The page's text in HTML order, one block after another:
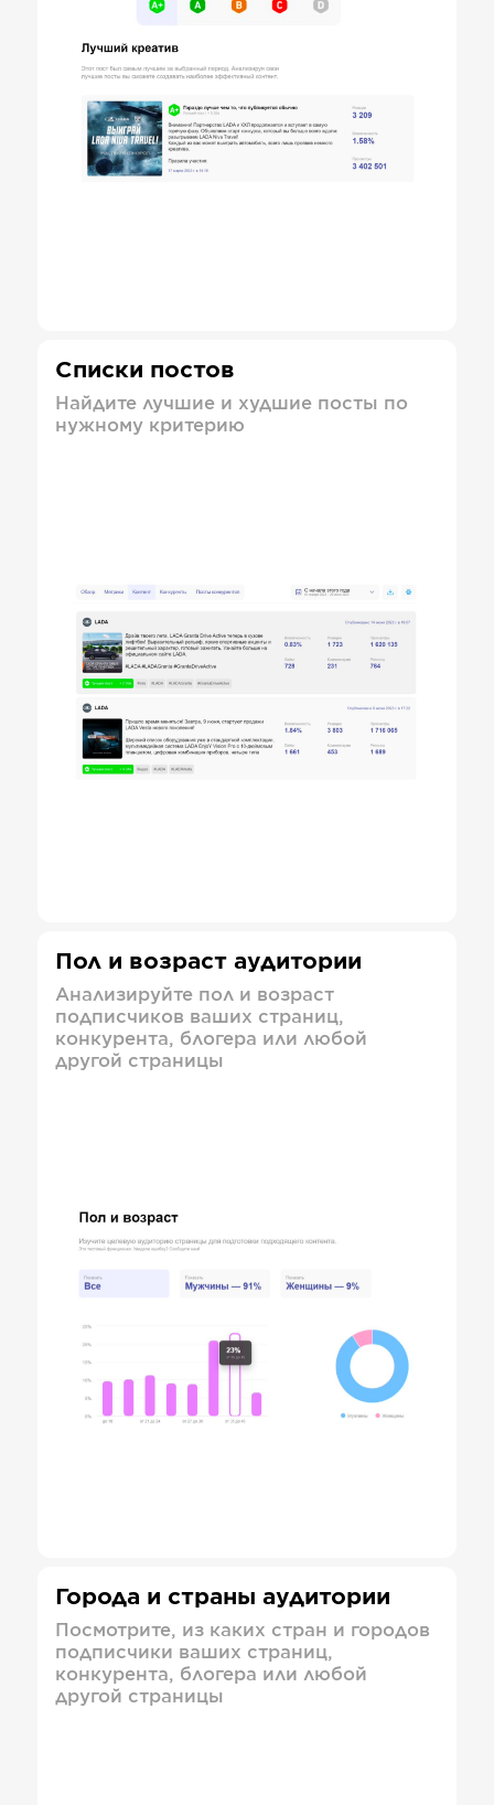
Списки постов
Найдите лучшие и худшие посты по
нужному критерию
Пол и возраст аудитории
Анализируйте пол и возраст
подписчиков ваших страниц,
конкурента, блогера или любой
другой страницы
Города и страны аудитории
Посмотрите, из каких стран и городов
подписчики ваших страниц,
конкурента, блогера или любой
другой страницы